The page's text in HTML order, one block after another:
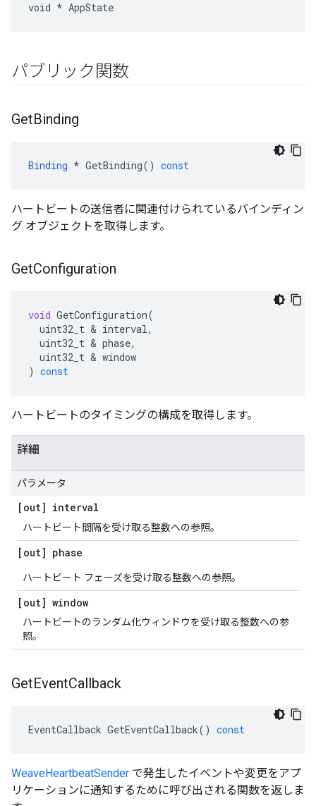
void * AppState
パブリック関数
GetBinding
Binding * GetBinding() const
ハートビートの送信者に関連付けられているバインディン
グ オブジェクトを取得します。
GetConfiguration
void GetConfiguration(
uint32_t & interval,
uint32_t & phase,
uint32_t & window
) const
ハートビートのタイミングの構成を取得します。
詳細
パラメータ
[out] interval
ハートビート間隔を受け取る整数への参照。
[out] phase
ハートビート フェーズを受け取る整数への参照。
[out] window
ハートビートのランダム化ウィンドウを受け取る整数への参
照。
GetEventCallback
EventCallback GetEventCallback() const
WeaveHeartbeatSender で発生したイベントや変更をアプ
リケーションに通知するために呼び出される関数を返しま